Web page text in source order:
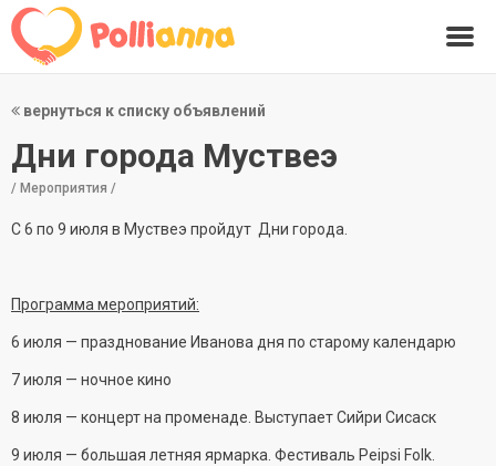
вернуться к списку объявлений
Дни города Муствеэ
/ Мероприятия /
С 6 по 9 июля в Муствеэ пройдут Дни города.
Программа мероприятий:
6 июля — празднование Иванова дня по старому календарю
7 июля — ночное кино
8 июля — концерт на променаде. Выступает Сийри Сисаск
9 июля — большая летняя ярмарка. Фестиваль Peipsi Folk.